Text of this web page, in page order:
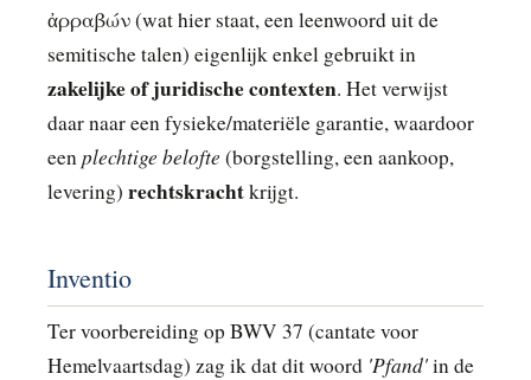
ἀρραβών (wat hier staat, een leenwoord uit de
semitische talen) eigenlijk enkel gebruikt in
zakelijke of juridische contexten. Het verwijst
daar naar een fysieke/materiële garantie, waardoor
eenplechtige belofte (borgstelling, een aankoop,
levering) rechtskrachtkrijgt.
Inventio
Ter voorbereiding op BWV 37 (cantate voor
Hemelvaartsdag) zag ik dat dit woord 'Pfand'in de